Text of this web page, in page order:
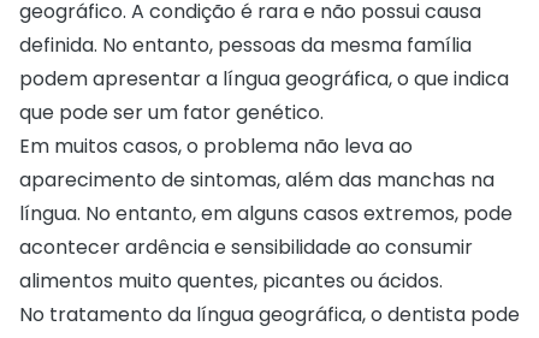
geográfico. A condição é rara e não possui causa
definida. No entanto, pessoas da mesma família
podem apresentar a língua geográfica, o que indica
que pode ser um fator genético.
Em muitos casos, o problema não leva ao
aparecimento de sintomas, além das manchas na
língua. No entanto, em alguns casos extremos, pode
acontecer ardência e sensibilidade ao consumir
alimentos muito quentes, picantes ou ácidos.
No tratamento da língua geográfica, o dentista pode